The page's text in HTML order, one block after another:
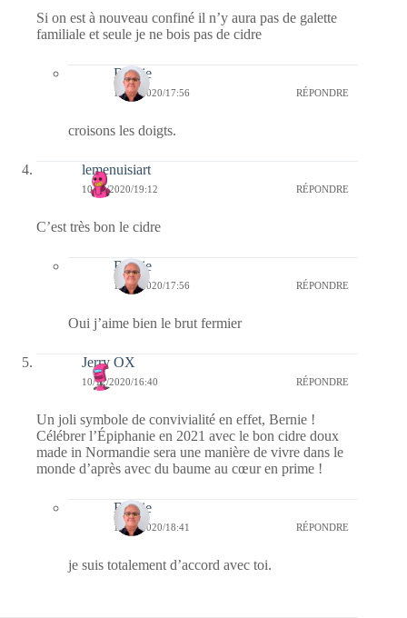
Si on est à nouveau confiné il n’y aura pas de galette
familiale et seule je ne bois pas de cidre
Bernie
11/12/2020/17:56 RÉPONDRE
croisons les doigts.
lemenuisiart
10/12/2020/19:12 RÉPONDRE
C’est très bon le cidre
Bernie
11/12/2020/17:56 RÉPONDRE
Oui j’aime bien le brut fermier
Jerry OX
10/12/2020/16:40 RÉPONDRE
Un joli symbole de convivialité en effet, Bernie !
Célébrer l’Épiphanie en 2021 avec le bon cidre doux
made in Normandie sera une manière de vivre dans le
monde d’après avec du baume au cœur en prime !
Bernie
10/12/2020/18:41 RÉPONDRE
je suis totalement d’accord avec toi.